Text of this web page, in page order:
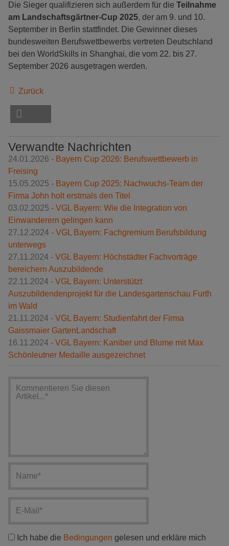
Die Sieger qualifizieren sich außerdem für die Teilnahme
am Landschaftsgärtner-Cup 2025, der am 9. und 10.
September in Berlin stattfindet. Die Gewinner dieses
bundesweiten Berufswettbewerbs vertreten Deutschland
bei den WorldSkills in Shanghai, die vom 22. bis 27.
September 2026 ausgetragen werden.
Zurück
Verwandte Nachrichten
24.01.2026 - Bayern Cup 2026: Berufswettbewerb in
Freising
15.05.2025 - Bayern Cup 2025: Nachwuchs-Team der
Firma John holt erstmals den Titel
03.02.2025 - VGL Bayern: Wie die Integration von
Einwanderern gelingen kann
27.12.2024 - VGL Bayern: Fachgremium Berufsbildung
unterwegs
27.11.2024 - VGL Bayern: Höchstädter Fachvorträge
bereichern Auszubildende
22.11.2024 - VGL Bayern: Unterstützt
Auszubildendenprojekt für die Landesgartenschau Furth
im Wald
21.11.2024 - VGL Bayern: Studienfahrt der Firma
Gaissmaier GartenLandschaft
16.11.2024 - VGL Bayern: Kaniber und Blume mit Max
Schönleutner Medaille ausgezeichnet
Ich habe die Bedingungen gelesen und erkläre mich